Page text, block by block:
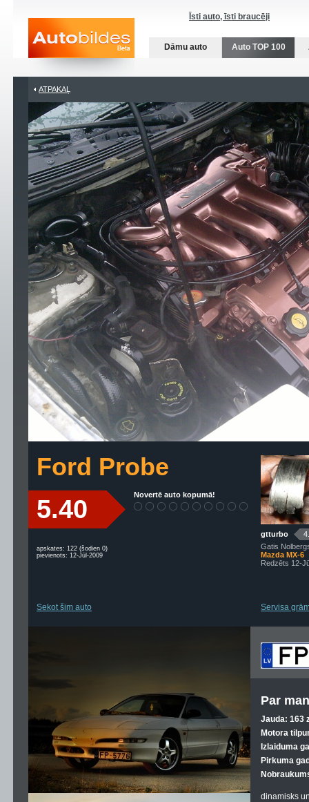
Īsti auto, īsti braucēji
Dāmu auto Auto TOP 100
ATPAKAĻ
Ford Probe
5.40 Novertē auto kopumā!
apskates: 122 (šodien 0)
pievienots: 12-Jūl-2009
Sekot šim auto
gtturbo
Gatis
Mazda MX-6
Redzēts 12-
Servisa
Par
Jauda: 163
Motora
Izlaiduma
Pirkuma
dinamisks un